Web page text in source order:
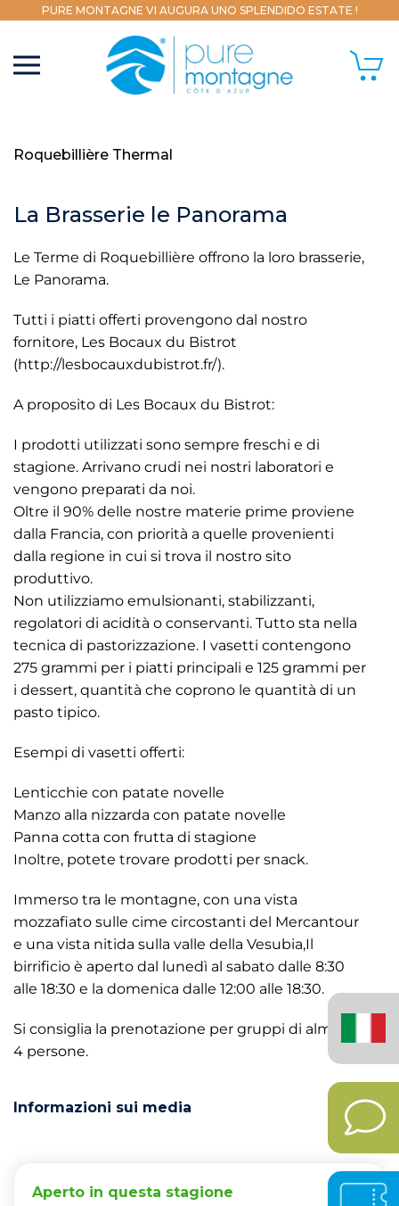
PURE MONTAGNE VI AUGURA UNO SPLENDIDO ESTATE !
Roquebillière Thermal
La Brasserie le Panorama
Le Terme di Roquebillière offrono la loro brasserie,
Le Panorama.
Tutti i piatti offerti provengono dal nostro
fornitore, Les Bocaux du Bistrot
(http://lesbocauxdubistrot.fr/).
A proposito di Les Bocaux du Bistrot:
I prodotti utilizzati sono sempre freschi e di
stagione. Arrivano crudi nei nostri laboratori e
vengono preparati da noi.
Oltre il 90% delle nostre materie prime proviene
dalla Francia, con priorità a quelle provenienti
dalla regione in cui si trova il nostro sito
produttivo.
Non utilizziamo emulsionanti, stabilizzanti,
regolatori di acidità o conservanti. Tutto sta nella
tecnica di pastorizzazione. I vasetti contengono
275 grammi per i piatti principali e 125 grammi per
i dessert, quantità che coprono le quantità di un
pasto tipico.
Esempi di vasetti offerti:
Lenticchie con patate novelle
Manzo alla nizzarda con patate novelle
Panna cotta con frutta di stagione
Inoltre, potete trovare prodotti per snack.
Immerso tra le montagne, con una vista
mozzafiato sulle cime circostanti del Mercantour
e una vista nitida sulla valle della Vesubia,Il
birrificio è aperto dal lunedì al sabato dalle 8:30
alle 18:30 e la domenica dalle 12:00 alle 18:30.
Si consiglia la prenotazione per gruppi di almeno
4 persone.
Informazioni sui media
Aperto in questa stagione